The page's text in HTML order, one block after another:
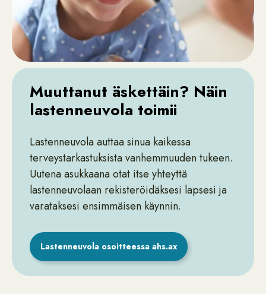
Muuttanut äskettäin? Näin
lastenneuvola toimii
Lastenneuvola auttaa sinua kaikessa
terveystarkastuksista vanhemmuuden tukeen.
Uutena asukkaana otat itse yhteyttä
lastenneuvolaan rekisteröidäksesi lapsesi ja
varataksesi ensimmäisen käynnin.
Lastenneuvola osoitteessa ahs.ax